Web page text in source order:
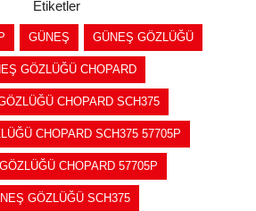
Etiketler
GÜNEŞ GÜNEŞ GÖZLÜĞÜ
GÖZLÜĞÜ CHOPARD
CHOPARD SCH375
CHOPARD SCH375 57705P
CHOPARD 57705P
GÖZLÜĞÜ SCH375